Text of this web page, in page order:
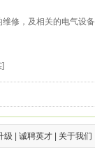
修，及相关的电气设
]
级 诚聘英才| 关于我们